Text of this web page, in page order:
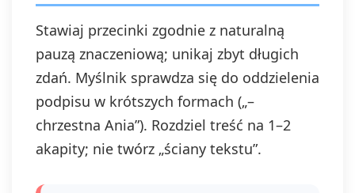
Stawiaj przecinki zgodnie z naturalną
pauzą znaczeniową; unikaj zbyt długich
zdań. Myślnik sprawdza się do oddzielenia
podpisu w krótszych formach („–
chrzestna Ania”). Rozdziel treść na 1–2
akapity; nie twórz „ściany tekstu”.